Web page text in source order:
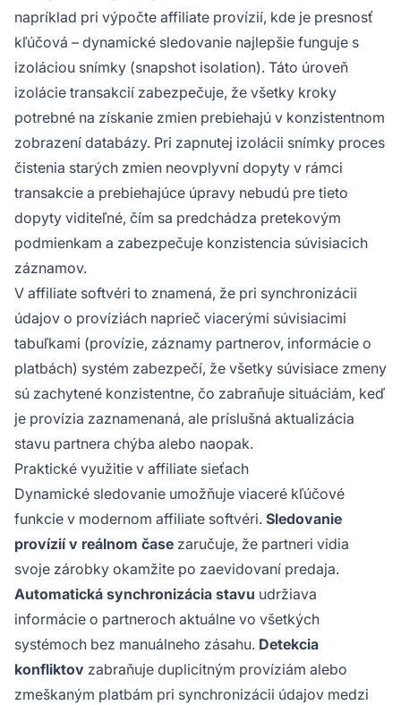
napríklad pri výpočte affiliate provízií, kde je presnosť
kľúčová – dynamické sledovanie najlepšie funguje s
izoláciou snímky (snapshot isolation). Táto úroveň
izolácie transakcií zabezpečuje, že všetky kroky
potrebné na získanie zmien prebiehajú v konzistentnom
zobrazení databázy. Pri zapnutej izolácii snímky proces
čistenia starých zmien neovplyvní dopyty v rámci
transakcie a prebiehajúce úpravy nebudú pre tieto
dopyty viditeľné, čím sa predchádza pretekovým
podmienkam a zabezpečuje konzistencia súvisiacich
záznamov.
V affiliate softvéri to znamená, že pri synchronizácii
údajov o províziách naprieč viacerými súvisiacimi
tabuľkami (provízie, záznamy partnerov, informácie o
platbách) systém zabezpečí, že všetky súvisiace zmeny
sú zachytené konzistentne, čo zabraňuje situáciám, keď
je provízia zaznamenaná, ale príslušná aktualizácia
stavu partnera chýba alebo naopak.
Praktické využitie v affiliate sieťach
Dynamické sledovanie umožňuje viaceré kľúčové
funkcie v modernom affiliate softvéri. Sledovanie
provízií v reálnom čase zaručuje, že partneri vidia
svoje zárobky okamžite po zaevidovaní predaja.
Automatická synchronizácia stavu udržiava
informácie o partneroch aktuálne vo všetkých
systémoch bez manuálneho zásahu. Detekcia
konfliktov zabraňuje duplicitným províziám alebo
zmeškaným platbám pri synchronizácii údajov medzi